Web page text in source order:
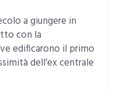
a giungere in
con la
edificarono il primo
dell’ex centrale